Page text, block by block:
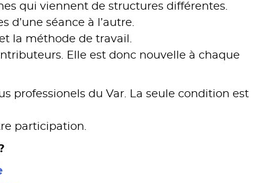
qui viennent de structures différentes.
d’une séance à l’autre.
la méthode de travail.
Elle est donc nouvelle à chaque
professionels du Var. La seule condition est
participation.